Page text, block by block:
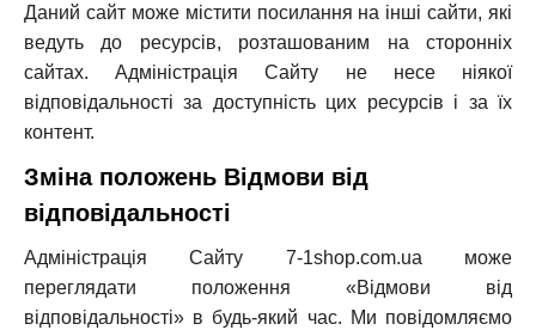
Даний сайт може містити посилання на інші сайти, які
ведуть до ресурсів, розташованим на сторонніх
сайтах. Адміністрація Сайту не несе ніякої
відповідальності за доступність цих ресурсів і за їх
контент.
Зміна положень Відмови від
відповідальності
Адміністрація Сайту 7-1shop.com.ua може
переглядати положення «Відмови від
відповідальності» в будь-який час. Ми повідомляємо